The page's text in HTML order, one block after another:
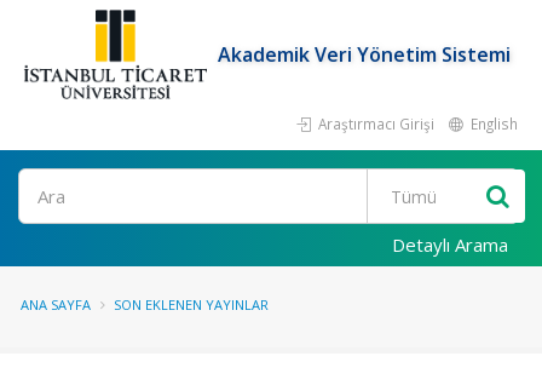
Akademik Veri Yönetim Sistemi
Araştırmacı Girişi English
Ara
Detaylı Arama
ANA SAYFA SON EKLENEN YAYINLAR